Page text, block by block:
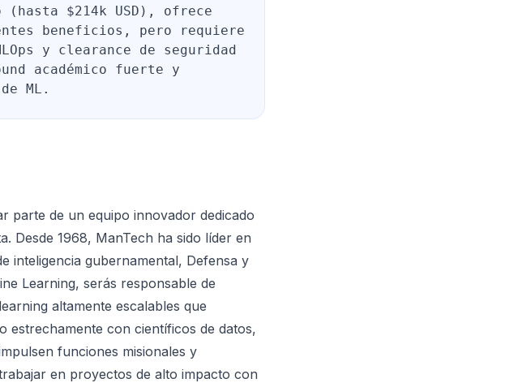
$214k USD), ofrece
beneficios, pero requiere
y clearance de seguridad
académico fuerte y
ML.
parte de un equipo innovador dedicado
Desde 1968, ManTech ha sido líder en
inteligencia gubernamental, Defensa y
Learning, serás responsable de
altamente escalables que
estrechamente con científicos de datos,
funciones misionales y
en proyectos de alto impacto con